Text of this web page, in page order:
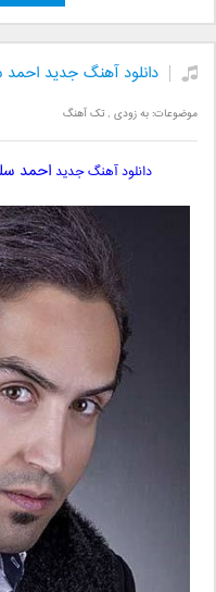
دانلود آهنگ جدید احمد
موضوعات:به زودی ,تک آهنگ
دانلود آهنگ جدید احمد